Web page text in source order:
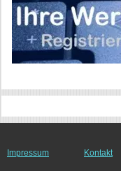
Impressum Kontakt